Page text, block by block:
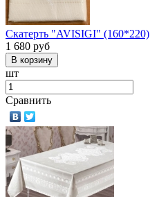
Скатерть "AVISIGI" (160*220)
1 680 руб
шт
Сравнить